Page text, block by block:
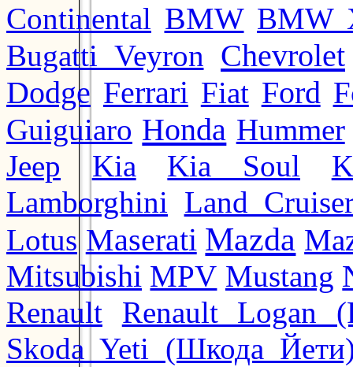
Continental BMW BMW
Bugatti Veyron Chevrolet
Dodge Ferrari Fiat Ford
Guiguiaro Honda Hummer
Jeep
Kia Kia Soul
Lamborghini Land
Lotus Maserati Mazda
Mitsubishi MPV Mustang
Renault
Renault Logan
Skoda Yeti (Шкода